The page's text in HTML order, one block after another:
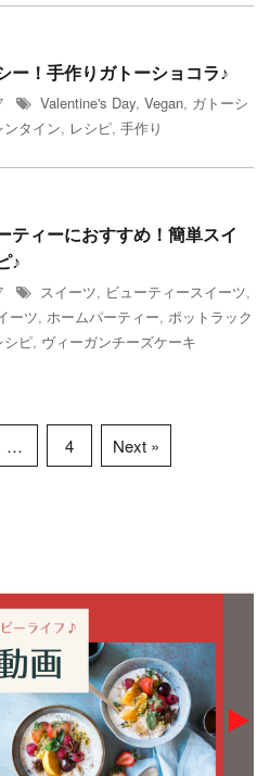
ー！手作りガトーショコラ♪
Valentine's Day, Vegan, ガトーシ
ンタイン, レシピ, 手作り
ティーにおすすめ！簡単スイ
♪
スイーツ, ビューティースイーツ,
ーツ, ホームパーティー, ポットラック
シピ, ヴィーガンチーズケーキ
… 4 Next »